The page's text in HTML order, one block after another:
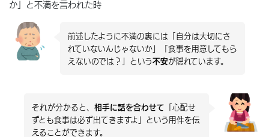
か」と不満を言われた時
前述したように不満の裏には「自分は大切にさ
れていないんじゃないか」「食事を用意してもら
えないのでは？」という不安が隠れています。
それが分かると、 相手に話を合わせて 「心配せ
ずとも食事は必ず出てきますよ」という用件を伝
えることができます。